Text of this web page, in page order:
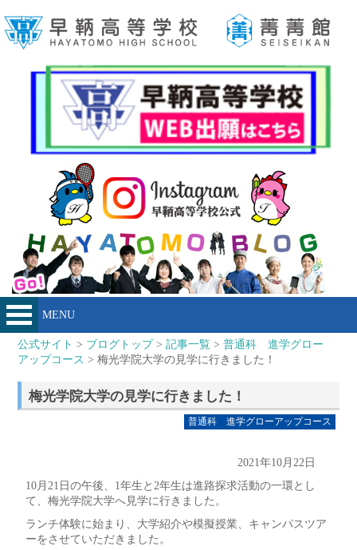
MENU
公式サイト > ブログトップ>記事一覧 >普通科 進学グロー
アップコース > 梅光学院大学の見学に行きました！
梅光学院大学の見学に行きました！
普通科 進学グローアップコース
2021年10月22日
10月21日の午後、1年生と2年生は進路探求活動の一環とし
て、梅光学院大学へ見学に行きました。
ランチ体験に始まり、大学紹介や模擬授業、キャンパスツア
ーをさせていただきました。